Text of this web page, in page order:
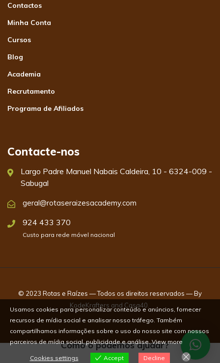
Contactos
Minha Conta
Cursos
Blog
Academia
Recrutamento
Programa de Afiliados
Contacte-nos
Largo Padre Manuel Nabais Caldeira, 10 - 6324-009 -
Sabugal
geral@rotaseraizesacademy.com
924 433 370
Custo para rede móvel nacional
© 2023 Rotas e Raízes — Todos os direitos reservados — By
KodeKrafters and Casa40
Usamos cookies para personalizar conteúdo e anúncios, fornecer
recursos de mídia social e analisar nosso tráfego. Também
compartilhamos informações sobre o uso do nosso site com nossos
parceiros de mídia social, publicidade e análise.View more
Cookies settings Accept Decline
Como o podemos ajudar?